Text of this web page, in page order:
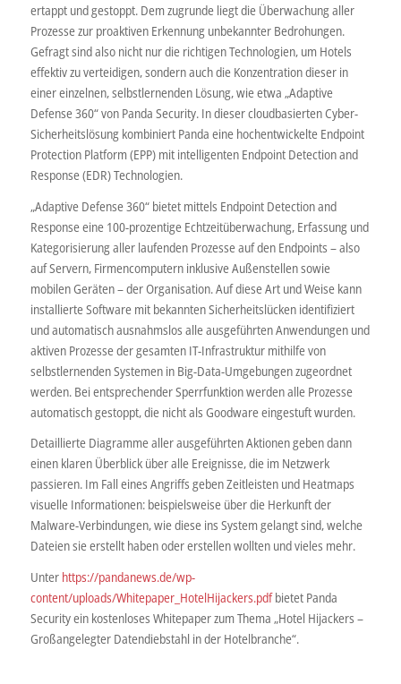
ertappt und gestoppt. Dem zugrunde liegt die Überwachung aller
Prozesse zur proaktiven Erkennung unbekannter Bedrohungen.
Gefragt sind also nicht nur die richtigen Technologien, um Hotels
effektiv zu verteidigen, sondern auch die Konzentration dieser in
einer einzelnen, selbstlernenden Lösung, wie etwa „Adaptive
Defense 360“ von Panda Security. In dieser cloudbasierten Cyber-
Sicherheitslösung kombiniert Panda eine hochentwickelte Endpoint
Protection Platform (EPP) mit intelligenten Endpoint Detection and
Response (EDR) Technologien.
„Adaptive Defense 360“ bietet mittels Endpoint Detection and
Response eine 100-prozentige Echtzeitüberwachung, Erfassung und
Kategorisierung aller laufenden Prozesse auf den Endpoints – also
auf Servern, Firmencomputern inklusive Außenstellen sowie
mobilen Geräten – der Organisation. Auf diese Art und Weise kann
installierte Software mit bekannten Sicherheitslücken identifiziert
und automatisch ausnahmslos alle ausgeführten Anwendungen und
aktiven Prozesse der gesamten IT-Infrastruktur mithilfe von
selbstlernenden Systemen in Big-Data-Umgebungen zugeordnet
werden. Bei entsprechender Sperrfunktion werden alle Prozesse
automatisch gestoppt, die nicht als Goodware eingestuft wurden.
Detaillierte Diagramme aller ausgeführten Aktionen geben dann
einen klaren Überblick über alle Ereignisse, die im Netzwerk
passieren. Im Fall eines Angriffs geben Zeitleisten und Heatmaps
visuelle Informationen: beispielsweise über die Herkunft der
Malware-Verbindungen, wie diese ins System gelangt sind, welche
Dateien sie erstellt haben oder erstellen wollten und vieles mehr.
Unter https://pandanews.de/wp-
content/uploads/Whitepaper_HotelHijackers.pdfbietet Panda
Security ein kostenloses Whitepaper zum Thema „Hotel Hijackers –
Großangelegter Datendiebstahl in der Hotelbranche“.